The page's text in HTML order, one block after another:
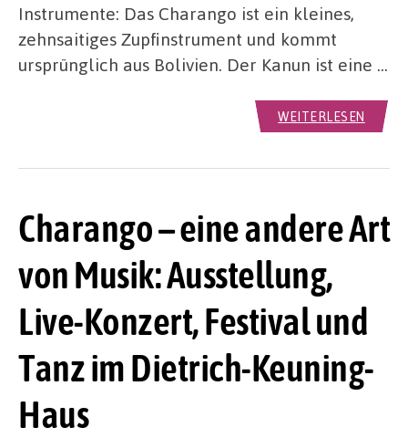
Instrumente: Das Charango ist ein kleines,
zehnsaitiges Zupfinstrument und kommt
ursprünglich aus Bolivien. Der Kanun ist eine …
WEITERLESEN
Charango – eine andere Art
von Musik: Ausstellung,
Live-Konzert, Festival und
Tanz im Dietrich-Keuning-
Haus